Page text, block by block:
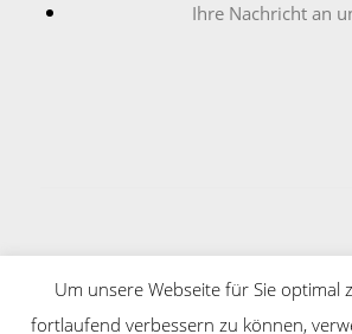
Ihre Nachricht an
2026
Um unsere Webseite für Sie optimal
fortlaufend verbessern zu können,